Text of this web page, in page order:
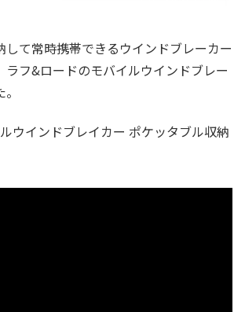
して常時携帯できるウインドブレーカー
ラフ&ロードのモバイルウインドブレー
ウインドブレイカー ポケッタブル収納